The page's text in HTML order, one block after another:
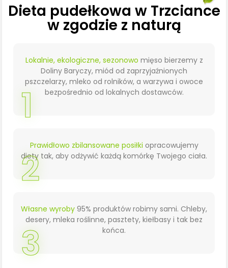
Dieta pudełkowa w Trzciance
w zgodzie z naturą
Lokalnie, ekologiczne, sezonowo mięso bierzemy z
Doliny Baryczy, miód od zaprzyjaźnionych
pszczelarzy, mleko od rolników, a warzywa i owoce
bezpośrednio od lokalnych dostawców.
1
Prawidłowo zbilansowane posiłki opracowujemy
diety tak, aby odżywić każdą komórkę Twojego ciała.
2
Własne wyroby 95% produktów robimy sami. Chleby,
desery, mleka roślinne, pasztety, kiełbasy i tak bez
końca.
3